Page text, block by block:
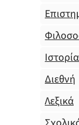
Ιστορία
Διεθνή
Λεξικά